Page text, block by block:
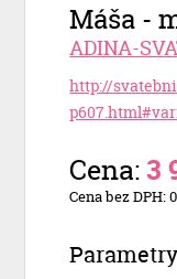
Máša -
ADINA-
http://
Cena:3
Cena bez DPH:
Parametry